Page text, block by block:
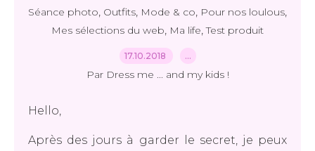
Séance photo, Outfits, Mode & co, Pour nos loulous,
Mes sélections du web, Ma life,Test produit
17.10.2018 …
Par Dress me ... and my kids !
Hello,
Après des jours à garder le secret, je peux